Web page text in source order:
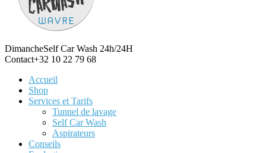
DimancheSelf Car Wash 24h/24H
Contact+32 10 22 79 68
Accueil
Shop
Services et Tarifs
Tunnel de lavage
Self Car Wash
Aspirateurs
Conseils